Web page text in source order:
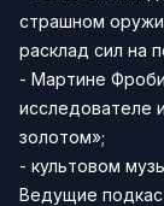
страшном
расклад сил на
- Мартине
исследователе
золотом»;
- культовом
Ведущие